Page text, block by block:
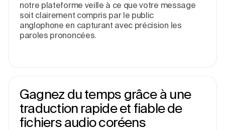
notre plateforme veille à ce que votre message
soit clairement compris par le public
anglophone en capturant avec précision les
paroles prononcées.
Gagnez du temps grâce à une
traduction rapide et fiable de
fichiers audio coréens